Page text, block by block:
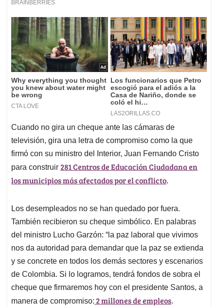
Cuando no gira un cheque ante las cámaras de
televisión, gira una letra de compromiso como la que
firmó con su ministro del Interior, Juan Fernando Cristo
para construir 281 Centros de Educación Ciudadana en
los municipios más afectados por el conflicto.
Los desempleados no se han quedado por fuera.
También recibieron su cheque simbólico. En palabras
del ministro Lucho Garzón: “la paz laboral que vivimos
nos da autoridad para demandar que la paz se extienda
y se concrete en todos los demás sectores y escenarios
de Colombia. Si lo logramos, tendrá fondos de sobra el
cheque que firmaremos hoy con el presidente Santos, a
manera de compromiso: 2 millones de empleos.